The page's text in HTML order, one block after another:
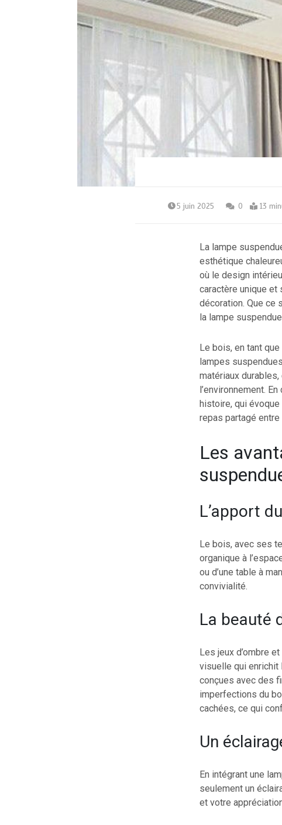
5 juin 2025 0 13
La lampe
esthétique
où le design
caractère unique et
décoration. Que ce
la lampe
Le bois, en tant
lampes
matériaux
l’environnement.
histoire, qui
repas partagé entre
Les
L’apport
Le bois, avec ses
organique à
ou d’une table à
convivialité.
La beauté
Les jeux d’ombre
visuelle qui enrichit
conçues avec des
imperfections du
cachées, ce qui
Un
En intégrant une
seulement un
et votre